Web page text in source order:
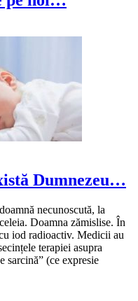
Dumnezeu…
necunoscută, la
Doamna zămislise. În
iod radioactiv. Medicii au
terapiei asupra
sarcină” (ce expresie